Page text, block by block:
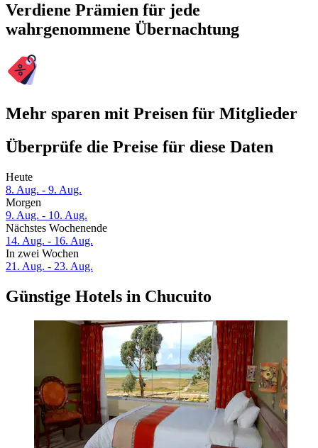
Verdiene Prämien für jede
wahrgenommene Übernachtung
Mehr sparen mit Preisen für Mitglieder
Überprüfe die Preise für diese Daten
Heute
8. Aug. - 9. Aug.
Morgen
9. Aug. - 10. Aug.
Nächstes Wochenende
14. Aug. - 16. Aug.
In zwei Wochen
21. Aug. - 23. Aug.
Günstige Hotels in Chucuito